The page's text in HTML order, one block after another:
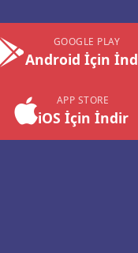
GOOGLE PLAY
Android İçin
APP STORE
iOS İçin İndir